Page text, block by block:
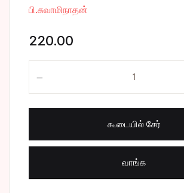
பி.சுவாமிநாதன்
220.00
கூடையில் சேர்
வாங்க